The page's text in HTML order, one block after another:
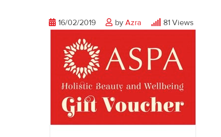
16/02/2019 by Azra 81 Views